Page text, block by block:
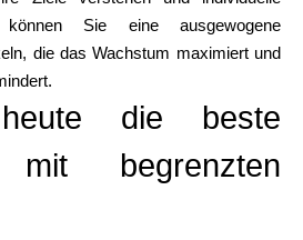
können Sie eine ausgewogene
die das Wachstum maximiert und
die beste
mit begrenzten